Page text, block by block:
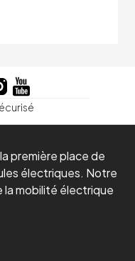
première place de
électriques. Notre
la mobilité électrique